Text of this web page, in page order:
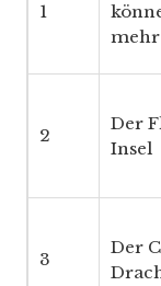
1
2
Der
Insel
3
Der